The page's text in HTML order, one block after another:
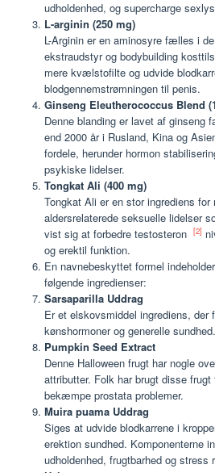
udholdenhed, og supercharge
L-arginin (250 mg)
L-Arginin er en aminosyre fælles i
ekstraudstyr og bodybuilding
mere kvælstofilte og udvide
blodgennemstrømningen til penis.
Ginseng Eleutherococcus Blend
Denne blanding er lavet af ginseng
end 2000 år i Rusland, Kina og
fordele, herunder hormon
psykiske lidelser.
Tongkat Ali (400 mg)
Tongkat Ali er en stor ingrediens
aldersrelaterede seksuelle lidelser
vist sig at forbedre testosteron [2]
og erektil funktion.
En navnebeskyttet formel indeholder
følgende ingredienser:
Sarsaparilla Uddrag
Er et elskovsmiddel ingrediens, der
kønshormoner og generelle sundhed.
Pumpkin Seed Extract
Denne Halloween frugt har nogle
attributter. Folk har brugt disse
bekæmpe prostata problemer.
Muira puama Uddrag
Siges at udvide blodkarrene i
erektion sundhed. Komponenterne
udholdenhed, frugtbarhed og stress